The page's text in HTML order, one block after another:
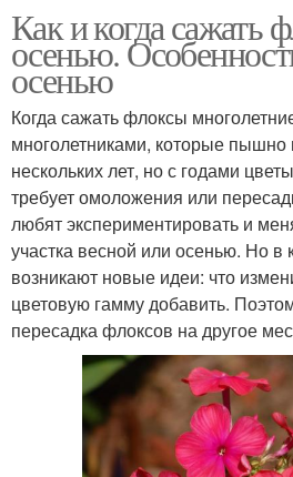
Как и когда сажать
осенью.
осенью
Когда сажать флоксы
многолетниками, которые пышно
нескольких лет, но с годами
требует омоложения или
любят экспериментировать и
участка весной или осенью. Но в
возникают новые идеи: что
цветовую гамму добавить.
пересадка флоксов на другое